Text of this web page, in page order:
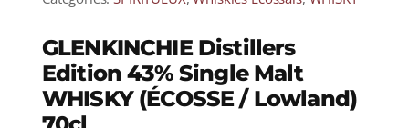
GLENKINCHIE Distillers
Edition 43% Single Malt
WHISKY (ÉCOSSE / Lowland)